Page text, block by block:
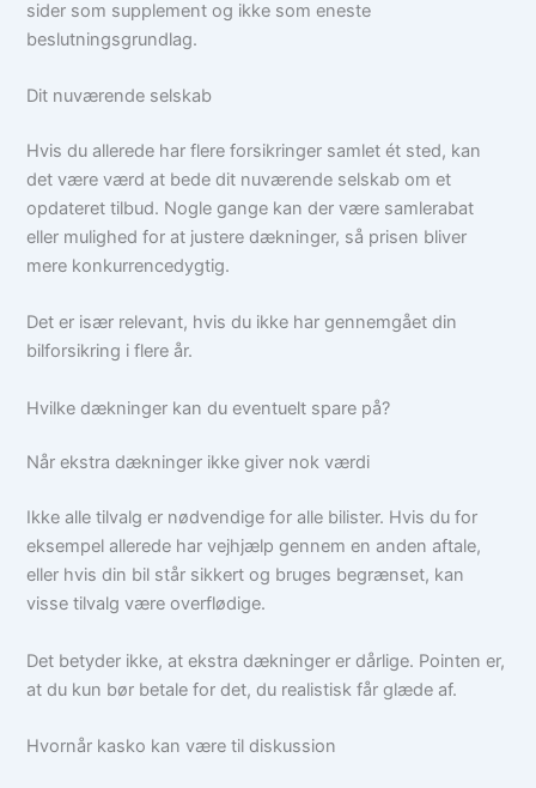
sider som supplement og ikke som eneste
beslutningsgrundlag.
Dit nuværende selskab
Hvis du allerede har flere forsikringer samlet ét sted, kan
det være værd at bede dit nuværende selskab om et
opdateret tilbud. Nogle gange kan der være samlerabat
eller mulighed for at justere dækninger, så prisen bliver
mere konkurrencedygtig.
Det er især relevant, hvis du ikke har gennemgået din
bilforsikring i flere år.
Hvilke dækninger kan du eventuelt spare på?
Når ekstra dækninger ikke giver nok værdi
Ikke alle tilvalg er nødvendige for alle bilister. Hvis du for
eksempel allerede har vejhjælp gennem en anden aftale,
eller hvis din bil står sikkert og bruges begrænset, kan
visse tilvalg være overflødige.
Det betyder ikke, at ekstra dækninger er dårlige. Pointen er,
at du kun bør betale for det, du realistisk får glæde af.
Hvornår kasko kan være til diskussion